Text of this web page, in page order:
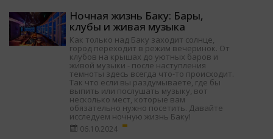
Ночная жизнь Баку: Бары,
клубы и живая музыка
Как только над Баку заходит солнце,
город переходит в режим вечеринок. От
клубов на крышах до уютных баров и
живой музыки - после наступления
темноты здесь всегда что-то происходит.
Так что если вы раздумываете, где бы
выпить или послушать музыку, вот
несколько мест, которые вам
обязательно нужно посетить. Давайте
исследуем ночную жизнь Баку!
06.10.2024